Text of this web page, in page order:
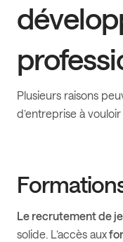
Plusieurs raisons
d’entreprise à
Le recrutement de
solide. L’accès aux